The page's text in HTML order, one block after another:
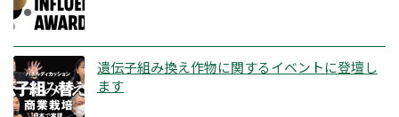
遺伝子組み換え作物に関するイベントに登壇し
ます